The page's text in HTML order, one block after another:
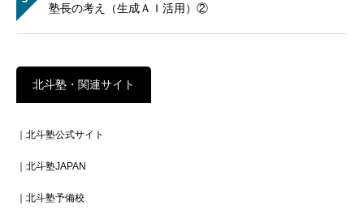
塾長の考え（生成ＡＩ活用）②
北斗塾・関連サイト
｜北斗塾公式サイト
｜北斗塾JAPAN
｜北斗塾予備校